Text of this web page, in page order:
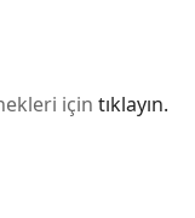
için tıklayın.